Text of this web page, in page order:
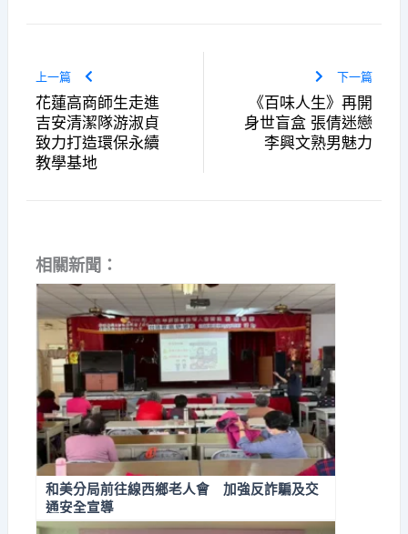
上一篇
花蓮高商師生走進
吉安清潔隊游淑貞
致力打造環保永續
教學基地
下一篇
《百味人生》再開
身世盲盒 張倩迷戀
李興文熟男魅力
相關新聞：
和美分局前往線西鄉老人會 加強反詐騙及交
通安全宣導